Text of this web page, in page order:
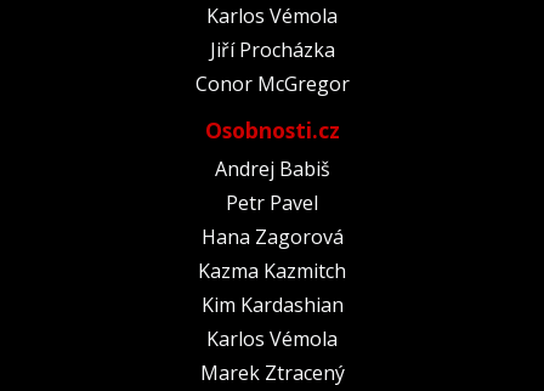
Karlos Vémola
Jiří Procházka
Conor McGregor
Osobnosti.cz
Andrej Babiš
Petr Pavel
Hana Zagorová
Kazma Kazmitch
Kim Kardashian
Karlos Vémola
Marek Ztracený